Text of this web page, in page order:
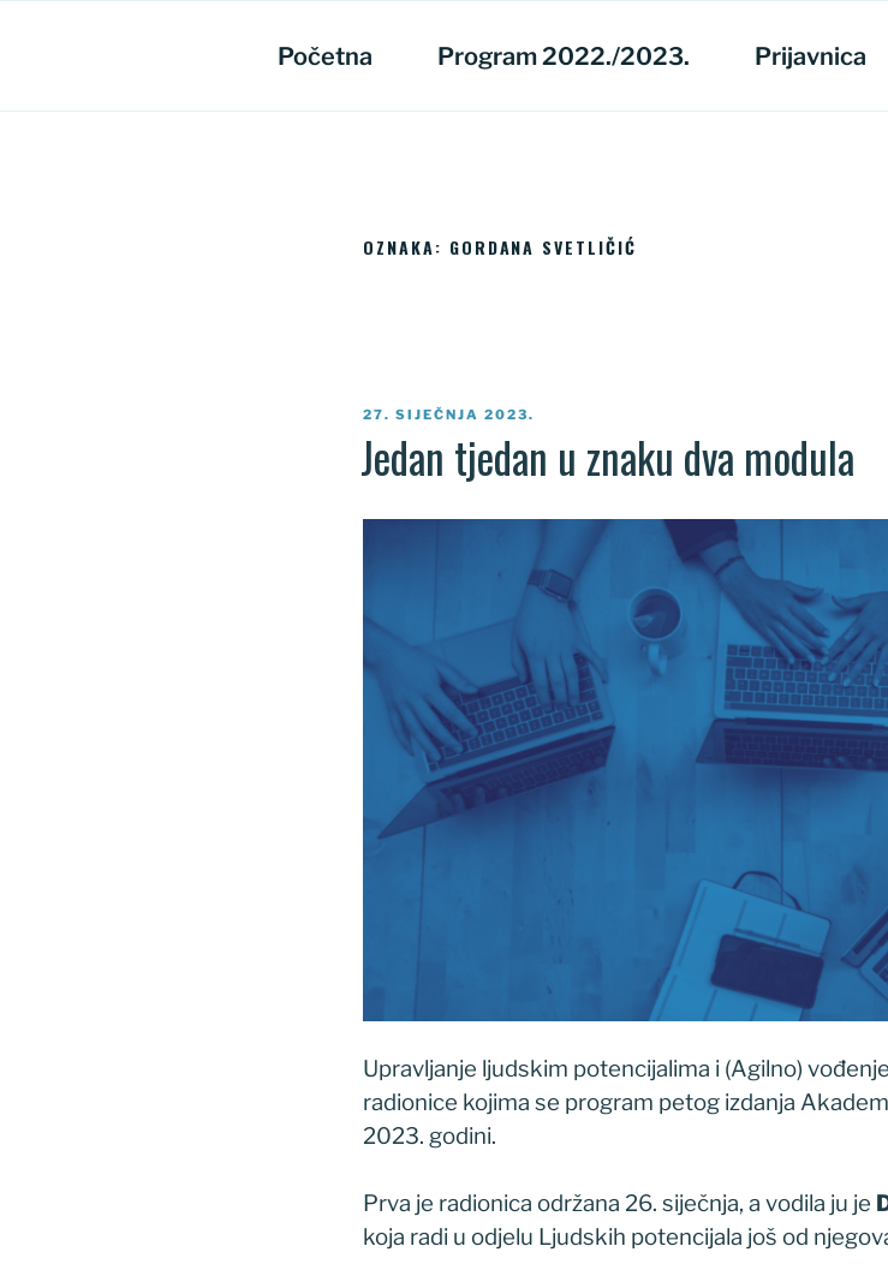
Početna Program 2022./2023. Prijavnica
OZNAKA: GORDANA SVETLIČIĆ
OBJAVLJENO
27. SIJEČNJA 2023.
Jedan tjedan u znaku dva modula
Upravljanje ljudskim potencijalima i (Agilno)
radionice kojima se program petog izdanja
2023. godini.
Prva je radionica održana 26. siječnja, a vodila ju je
koja radi u odjelu Ljudskih potencijala još od